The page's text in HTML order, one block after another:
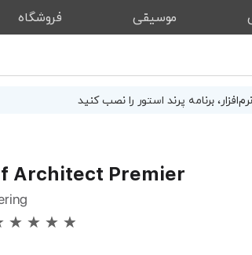
موسیقی فروشگاه
نرم‌افزار، برنامه پرند استور را نصب کنید
Architect Premier